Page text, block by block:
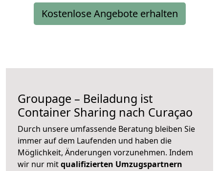
Kostenlose Angebote erhalten
Groupage – Beiladung ist
Container Sharing nach Curaçao
Durch unsere umfassende Beratung bleiben Sie
immer auf dem Laufenden und haben die
Möglichkeit, Änderungen vorzunehmen. Indem
wir nur mitqualifizierten Umzugspartnern